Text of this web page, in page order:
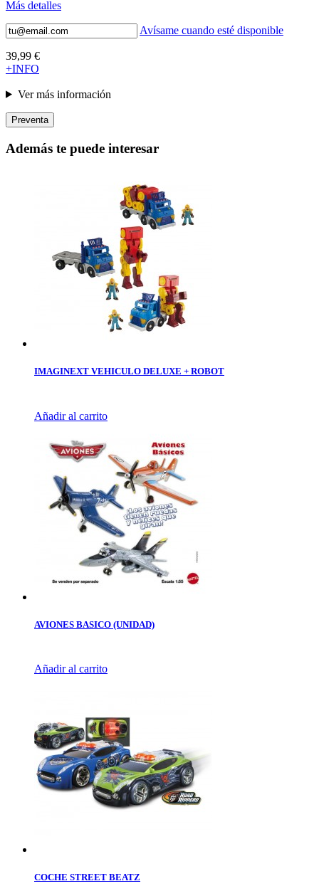
Más detalles
Avísame cuando esté disponible
39,99 €
+INFO
Ver más información
Preventa
Además te puede interesar
IMAGINEXT VEHICULO DELUXE + ROBOT
Añadir al carrito
AVIONES BASICO (UNIDAD)
Añadir al carrito
COCHE STREET BEATZ